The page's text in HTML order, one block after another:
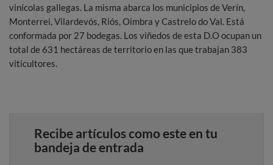
vinícolas gallegas. La misma abarca los municipios de Verín,
Monterrei, Vilardevós, Riós, Oimbra y Castrelo do Val. Está
conformada por 27 bodegas. Los viñedos de esta D.O ocupan un
total de 631 hectáreas de territorio en las que trabajan 383
viticultores.
Recibe artículos como este en tu
bandeja de entrada